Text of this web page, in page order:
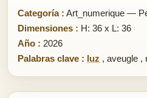
Categoría : Art_numerique —
Dimensiones : H: 36 x L: 36
Año : 2026
Palabras clave : luz , aveugle ,